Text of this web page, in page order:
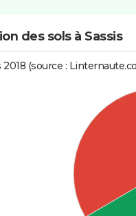
des sols à Sassis
(source :